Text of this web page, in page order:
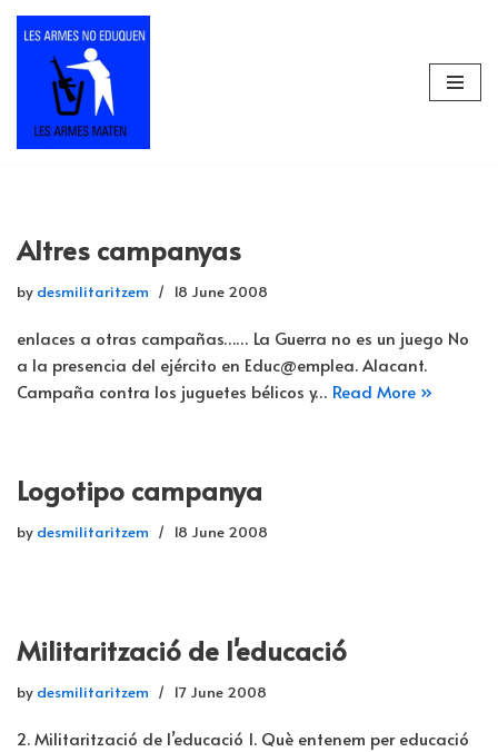
content
Altres campanyas
by desmilitaritzem 18 June 2008
enlaces a otras campañas…… La Guerra no es un juego No
a la presencia del ejército en Educ@emplea. Alacant.
Campaña contra los juguetes bélicos y… Read More »
Logotipo campanya
by desmilitaritzem 18 June 2008
Militarització de l'educació
by desmilitaritzem 17 June 2008
2. Militarització de l’educació 1. Què entenem per educació